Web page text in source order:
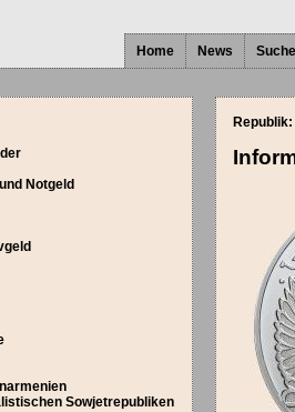
Home News Suche
Notgeld
Sowjetrepubliken
Republik: